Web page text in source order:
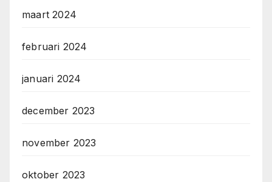
maart 2024
februari 2024
januari 2024
december 2023
november 2023
oktober 2023